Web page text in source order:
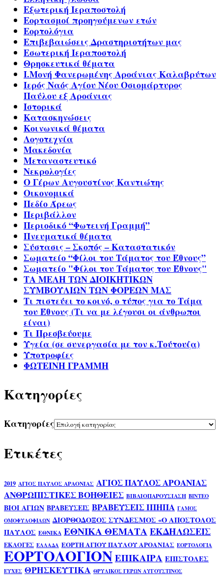
Εξωτερική Ιεραποστολή
Εορτασμοί προηγούμενων ετών
Εορτολόγια
Επιβεβαιώσεις Δραστηριοτήτων μας
Εσωτερική Ιεραποστολή
Θρησκευτικά θέματα
Ι.Μονή Φανερωμένης Αροάνιας Καλαβρύτων
Ιερός Ναός Αγίου Νέου Οσιομάρτυρος
Παύλου εξ Αροάνιας
Ιστορικά
Κατασκηνώσεις
Κοινωνικά θέματα
Λογοτεχνία
Μακεδονία
Μεταναστευτικό
Νεκρολογίες
Ο Γέρων Αυγουστίνος Καντιώτης
Οικονομικά
Πεδίο Άρεως
Περιβάλλον
Περιοδικό “Φωτεινή Γραμμή”
Πνευματικά θέματα
Σύστασις – Σκοπός – Καταστατικόν
Σωματείο “Φίλοι του Τάματος του Έθνους”
Σωματείο "Φίλοι του Τάματος του Έθνους"
ΤΑ ΜΕΛΗ ΤΩΝ ΔΙΟΙΚΗΤΙΚΩΝ
ΣΥΜΒΟΥΛΙΩΝ ΤΩΝ ΦΟΡΕΩΝ ΜΑΣ
Τι πιστεύει το κοινό, ο τύπος για το Τάμα
του Έθνους (Τι να με λέγουσι οι άνθρωποι
είναι)
Τι Πρεσβεύουμε
Υγεία (σε συνεργασία με τον κ.Τούτουζα)
Υποτροφίες
ΦΩΤΕΙΝΗ ΓΡΑΜΜΗ
Kατηγορίες
Kατηγορίες
Ετικέτες
2019 ΑΓΙΟΣ ΠΑΥΛΟΣ ΑΡΑΟΝΙΑΣ ΑΓΙΟΣ ΠΑΥΛΟΣ ΑΡΟΑΝΙΑΣ
ΑΝΘΡΩΠΙΣΤΙΚΕΣ ΒΟΗΘΕΙΕΣ ΒΙΒΛΙΟΠΑΡΟΥΣΙΑΣΗ ΒΙΝΤΕΟ
ΒΙΟΙ ΑΓΙΩΝ ΒΡΑΒΕΥΣΕΙΣ ΒΡΑΒΕΥΣΕΙΣ ΙΠΗΠΑ ΓΑΜΟΣ
ΟΜΟΦΥΛΟΦΙΛΩΝ ΔΙΟΡΘΟΔΟΞΟΣ ΣΥΝΔΕΣΜΟΣ «Ο ΑΠΟΣΤΟΛΟΣ
ΠΑΥΛΟΣ ΕΘΝΙΚΑ ΕΘΝΙΚΑ ΘΕΜΑΤΑΕΚΔΗΛΩΣΕΙΣ
ΕΚΛΟΓΕΣ ΕΛΛΑΔΑ ΕΟΡΤΗ ΑΓΙΟΥ ΠΑΥΛΟΥ ΑΡΟΑΝΙΑΣ ΕΟΡΤΟΛΟΓΙΑ
ΕΟΡΤΟΛΟΓΙΟΝΕΠΙΚΑΙΡΑ ΕΠΙΣΤΟΛΕΣ
ΕΥΧΕΣ ΘΡΗΣΚΕΥΤΙΚΑ ΘΡΥΛΙΚΟΣ ΓΕΡΩΝ ΑΥΓΟΥΣΤΙΝΟΣ